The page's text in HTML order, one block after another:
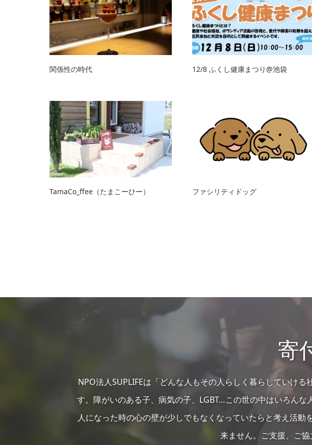
関係性の時代 12/8 ふくし健康まつり@池袋
TamaCo_ffee（たまこーひー） ファシリティドッグ
寄
NPO法人SUPLIFEは「どんな人もその人らしく暮らしていけ
す。障がいのある子、病気の子、LGBT…この世の中はいろん
人になった時の心の壁が少しでもなくなっていたらと考え活
来ません。ご支援、ご協